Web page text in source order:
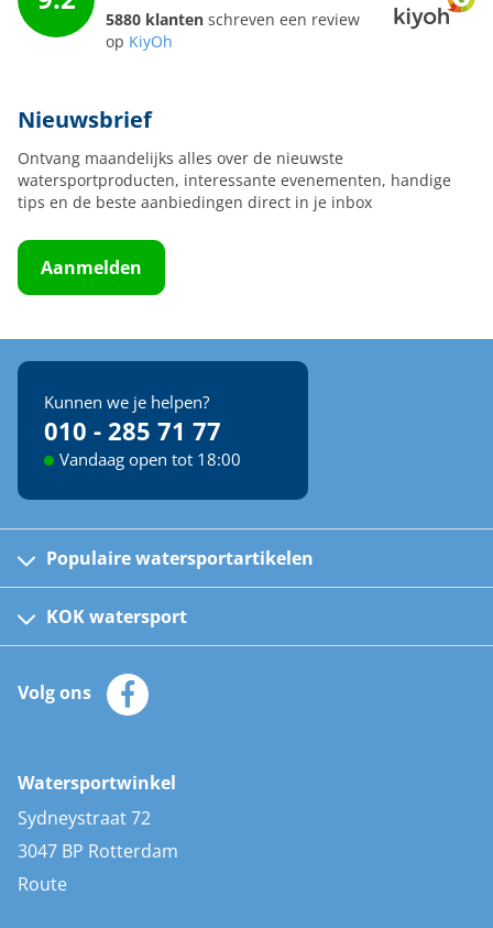
5880 klanten schreven een review
op KiyOh
Nieuwsbrief
Ontvang maandelijks alles over de nieuwste
watersportproducten, interessante evenementen, handige
tips en de beste aanbiedingen direct in je inbox
Aanmelden
Kunnen we je helpen?
010 - 285 71 77
Vandaag open tot 18:00
Populaire watersportartikelen
Kinder reddingsvesten
Automatische reddingsvesten
Zeilkleding
Zonnepanelen
AIS transponders
Stootwillen en fenders
Bootkussens
Zwemtrappen
KOK watersport
Klantenservice
Merken
Volg ons
Watersportwinkel
Sydneystraat 72
3047 BP Rotterdam
Route